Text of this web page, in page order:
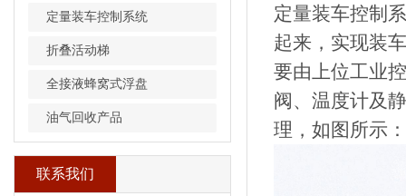
定量装车控制系统
折叠活动梯
全接液蜂窝式浮盘
油气回收产品
联系我们
定量装车控制
起来，实现装
要由上位工业
阀、温度计及
理，如图所示